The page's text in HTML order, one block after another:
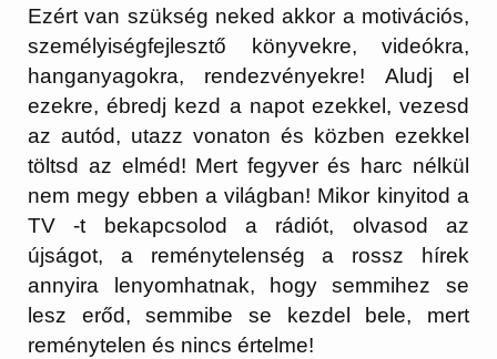
Ezért van szükség neked akkor a motivációs,
személyiségfejlesztő könyvekre, videókra,
hanganyagokra, rendezvényekre! Aludj el
ezekre, ébredj kezd a napot ezekkel, vezesd
az autód, utazz vonaton és közben ezekkel
töltsd az elméd! Mert fegyver és harc nélkül
nem megy ebben a világban! Mikor kinyitod a
TV -t bekapcsolod a rádiót, olvasod az
újságot, a reménytelenség a rossz hírek
annyira lenyomhatnak, hogy semmihez se
lesz erőd, semmibe se kezdel bele, mert
reménytelen és nincs értelme!